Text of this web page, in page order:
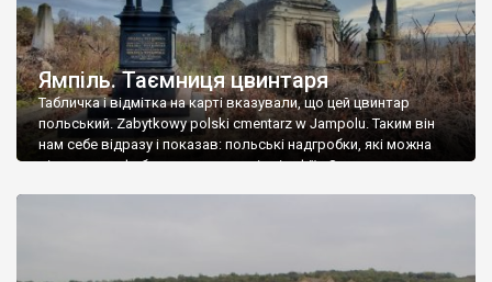
Ямпіль. Таємниця цвинтаря
Табличка і відмітка на карті вказували, що цей цвинтар
польський. Zabytkowy polski cmentarz w Jampolu. Таким він
нам себе відразу і показав: польські надгробки, які можна
віднести до фабричних, польські епітафії… Загалом цвинтар